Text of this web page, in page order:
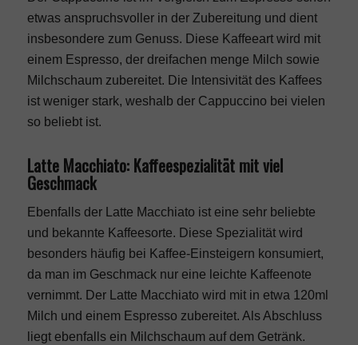
etwas anspruchsvoller in der Zubereitung und dient
insbesondere zum Genuss. Diese Kaffeeart wird mit
einem Espresso, der dreifachen menge Milch sowie
Milchschaum zubereitet. Die Intensivität des Kaffees
ist weniger stark, weshalb der Cappuccino bei vielen
so beliebt ist.
Latte Macchiato: Kaffeespezialität mit viel
Geschmack
Ebenfalls der Latte Macchiato ist eine sehr beliebte
und bekannte Kaffeesorte. Diese Spezialität wird
besonders häufig bei Kaffee-Einsteigern konsumiert,
da man im Geschmack nur eine leichte Kaffeenote
vernimmt. Der Latte Macchiato wird mit in etwa 120ml
Milch und einem Espresso zubereitet. Als Abschluss
liegt ebenfalls ein Milchschaum auf dem Getränk.